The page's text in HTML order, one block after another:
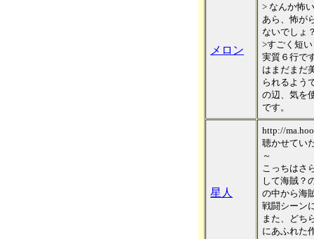
メロン
> なんか怖
あら、怖が
ないでしょ
>すごく短
実質６行で
はまだまだ
られるよう
の辺、気を
です。
星人
http://
聴かせてい
～
こっちはさ
して海賊？
の中から海
戦闘シーン
また、どち
にあふれた